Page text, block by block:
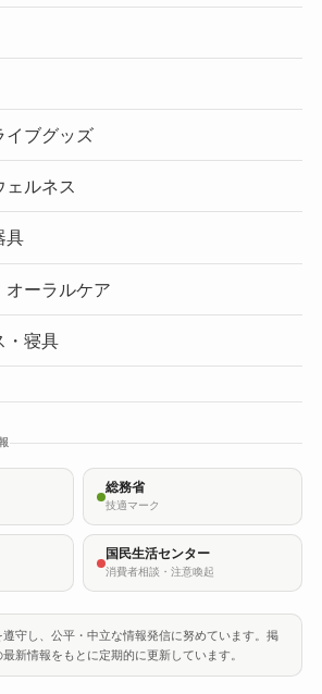
イブグッズ
ルネス
具
オーラルケア
・寝具
総務省
技適マーク
国民生活センター
消費者相談・注意喚起
守し、公平・中立な情報発信に努めています。掲
新情報をもとに定期的に更新しています。